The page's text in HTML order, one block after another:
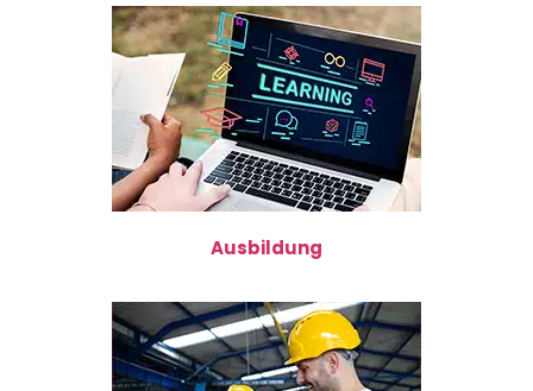
Ausbildung